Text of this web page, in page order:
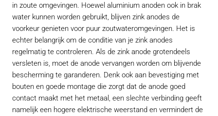
in zoute omgevingen. Hoewel aluminium anoden ook in brak
water kunnen worden gebruikt, blijven zink anodes de
voorkeur genieten voor puur zoutwateromgevingen. Het is
echter belangrijk om de conditie van je zink anodes
regelmatig te controleren. Als de zink anode grotendeels
versleten is, moet de anode vervangen worden om blijvende
bescherming te garanderen. Denk ook aan bevestiging met
bouten en goede montage die zorgt dat de anode goed
contact maakt met het metaal, een slechte verbinding geeft
namelijk een hogere elektrische weerstand en vermindert de